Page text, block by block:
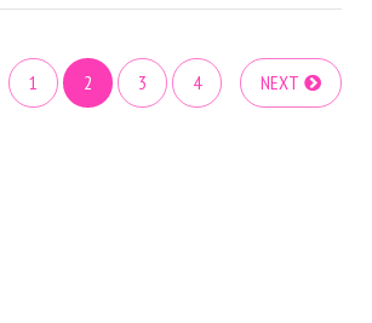
1 2 3 4 NEXT